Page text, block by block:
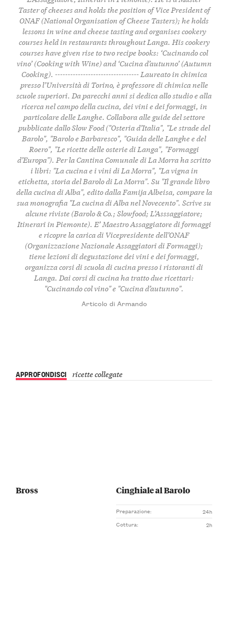
Taster of cheeses and holds the position of Vice President of
ONAF (National Organisation of Cheese Tasters); he holds
lessons in wine and cheese tasting and organises cookery
courses held in restaurants throughout Langa. His cookery
courses have given rise to two recipe books: ‘Cucinando col
vino’ (Cooking with Wine) and ‘Cucina d’autunno’ (Autumn
Cooking). --------------------------------- Laureato in chimica
presso l’Università di Torino, è professore di chimica nelle
scuole superiori. Da parecchi anni si dedica allo studio e alla
ricerca nel campo della cucina, dei vini e dei formaggi, in
particolare delle Langhe. Collabora alle guide del settore
pubblicate dallo Slow Food ("Osteria d’Italia", "Le strade del
Barolo", "Barolo e Barbaresco", "Guida delle Langhe e del
Roero", "Le ricette delle osterie di Langa", "Formaggi
d’Europa"). Per la Cantina Comunale di La Morra ha scritto
i libri: "La cucina e i vini di La Morra", "La vigna in
etichetta, storia del Barolo di La Morra". Su "Il grande libro
della cucina di Alba", edito dalla Famija Albeisa, compare la
sua monografia "La cucina di Alba nel Novecento". Scrive su
alcune riviste (Barolo & Co.; Slowfood; L’Asssaggiatore;
Itinerari in Piemonte). E’ Maestro Assaggiatore di formaggi
e ricopre la carica di Vicepresidente dell’ONAF
(Organizzazione Nazionale Assaggiatori di Formaggi);
tiene lezioni di degustazione dei vini e dei formaggi,
organizza corsi di scuola di cucina presso i ristoranti di
Langa. Dai corsi di cucina ha tratto due ricettari:
"Cucinando col vino" e "Cucina d’autunno".
Articolo di Armando
APPROFONDISCI ricette collegate
Bross Cinghiale al Barolo
Preparazione:
24h
Cottura:
2h